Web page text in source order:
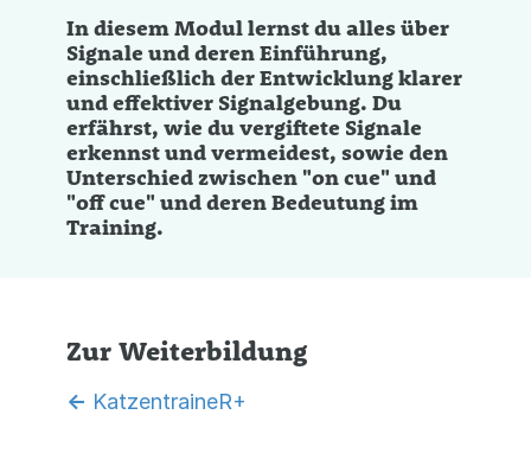
In diesem Modul lernst du alles über
Signale und deren Einführung,
einschließlich der Entwicklung klarer
und effektiver Signalgebung. Du
erfährst, wie du vergiftete Signale
erkennst und vermeidest, sowie den
Unterschied zwischen "on cue" und
"off cue" und deren Bedeutung im
Training.
Zur Weiterbildung
<- KatzentraineR+